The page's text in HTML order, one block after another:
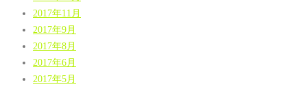
2017年11月
2017年9月
2017年8月
2017年6月
2017年5月